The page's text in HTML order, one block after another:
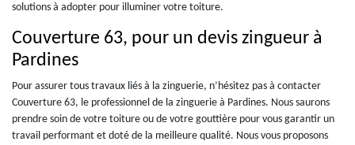
solutions à adopter pour illuminer votre toiture.
Couverture 63, pour un devis zingueur à
Pardines
Pour assurer tous travaux liés à la zinguerie, n’hésitez pas à contacter
Couverture 63, le professionnel de la zinguerie à Pardines. Nous saurons
prendre soin de votre toiture ou de votre gouttière pour vous garantir un
travail performant et doté de la meilleure qualité. Nous vous proposons